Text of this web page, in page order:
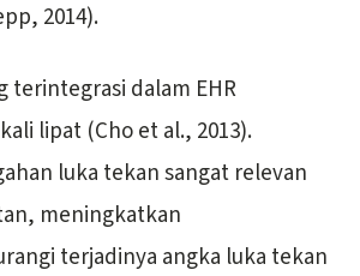
2014).
dalam EHR
lipat (Cho et al., 2013).
luka tekan sangat relevan
meningkatkan
terjadinya angka luka tekan